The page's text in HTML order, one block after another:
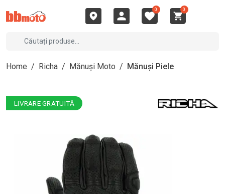
0 0
Home / Richa / Mănuși Moto / Mănuși Piele
LIVRARE GRATUITĂ